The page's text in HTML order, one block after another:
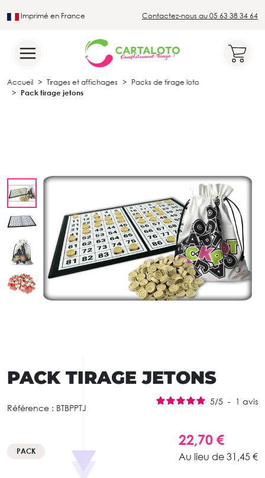
Imprimé en France Contactez-nous au 05 63 38 34 64
Accueil Tirages et affichages
Packs de tirage loto
Pack tirage jetons
PACK TIRAGE JETONS
Référence : BTBPPTJ
5/5 - 1 avis
PACK
22,70 €
Au lieu de 31,45 €